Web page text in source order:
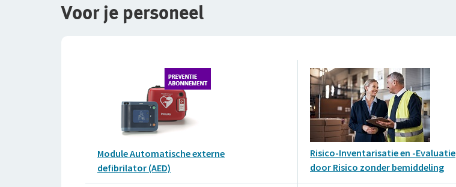
Voor je personeel
Module Automatische externe
defibrilator (AED)
Risico-Inventarisatie en -Evaluatie
door Risico zonder bemiddeling